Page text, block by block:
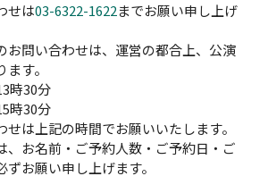
せは03-6322-1622までお願い申し上げ
お問い合わせは、運営の都合上、公演
す。
時30分
時30分
は上記の時間でお願いいたします。
、お名前・ご予約人数・ご予約日・ご
お願い申し上げます。